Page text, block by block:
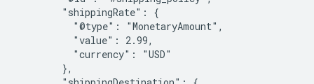
        "shippingRate": {
          "@type": "MonetaryAmount",
          "value": 2.99,
          "currency": "USD"
        },